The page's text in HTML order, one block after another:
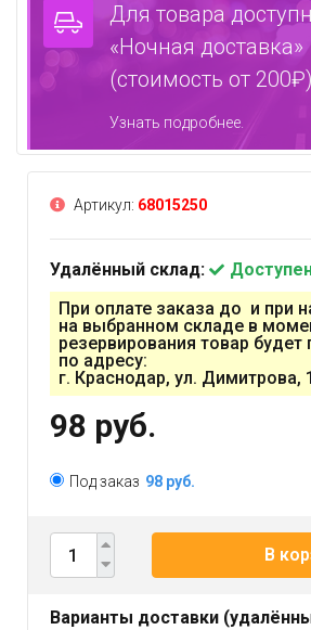
Для товара
«Ночная доставка»
(стоимость от
Узнать подробнее.
Артикул: 68015250
Удалённый склад:
При оплате заказа до и при
на выбранном складе в
резервирования товар
по адресу:
г. Краснодар, ул. Димитрова,
98 руб.
Под заказ 98 руб.
В
Варианты доставки